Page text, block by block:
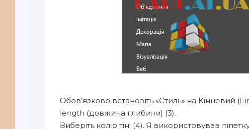
Обов’язково встановіть «Стиль» на Кінцевий
length (довжина глибини) (3).
Виберіть колір тіні (4). Я використовував